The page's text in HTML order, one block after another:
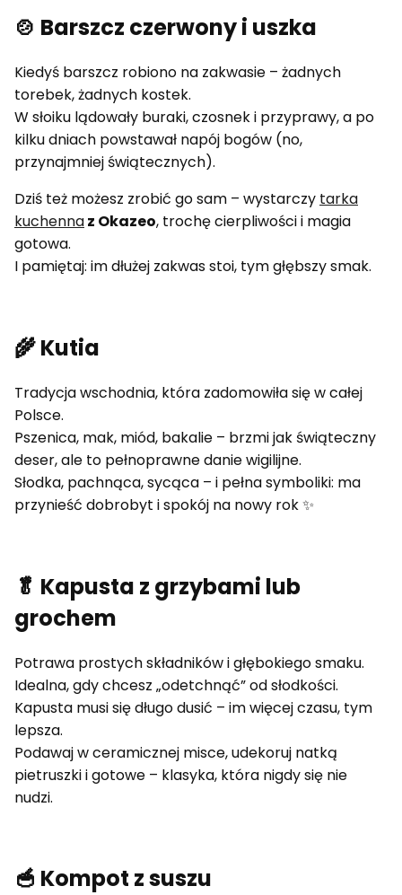
🍲 Barszcz czerwony i uszka
Kiedyś barszcz robiono na zakwasie – żadnych
torebek, żadnych kostek.
W słoiku lądowały buraki, czosnek i przyprawy, a po
kilku dniach powstawał napój bogów (no,
przynajmniej świątecznych).
Dziś też możesz zrobić go sam – wystarczy tarka
kuchennaz Okazeo, trochę cierpliwości i magia
gotowa.
I pamiętaj: im dłużej zakwas stoi, tym głębszy smak.
🌾 Kutia
Tradycja wschodnia, która zadomowiła się w całej
Polsce.
Pszenica, mak, miód, bakalie – brzmi jak świąteczny
deser, ale to pełnoprawne danie wigilijne.
Słodka, pachnąca, sycąca – i pełna symboliki: ma
przynieść dobrobyt i spokój na nowy rok ✨
🥬 Kapusta z grzybami lub
grochem
Potrawa prostych składników i głębokiego smaku.
Idealna, gdy chcesz „odetchnąć” od słodkości.
Kapusta musi się długo dusić – im więcej czasu, tym
lepsza.
Podawaj w ceramicznej misce, udekoruj natką
pietruszki i gotowe – klasyka, która nigdy się nie
nudzi.
🥣 Kompot z suszu